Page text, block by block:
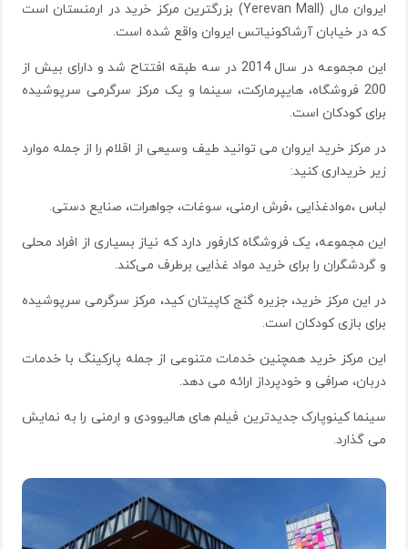
ایروان مال (Yerevan Mall) بزرگترین مرکز خرید در ارمنستان است
که در خیابان آرشاکونیاتس ایروان واقع شده است.
این مجموعه در سال 2014 در سه طبقه افتتاح شد و دارای بیش از
200 فروشگاه، هایپرمارکت، سینما و یک مرکز سرگرمی سرپوشیده
برای کودکان است.
در مرکز خرید ایروان می توانید طیف وسیعی از اقلام را از جمله موارد
زیر خریداری کنید:
لباس ،موادغذایی ،فرش ارمنی، سوغات، جواهرات، صنایع دستی.
این مجموعه، یک فروشگاه کارفور دارد که نیاز بسیاری از افراد محلی
و گردشگران را برای خرید مواد غذایی برطرف می‌کند.
در این مرکز خرید، جزیره گنج کاپیتان کید، مرکز سرگرمی سرپوشیده
برای بازی کودکان است.
این مرکز خرید همچنین خدمات متنوعی از جمله پارکینگ با خدمات
دربان، صرافی و خودپرداز ارائه می دهد.
سینما کینوپارک جدیدترین فیلم های هالیوودی و ارمنی را به نمایش
می گذارد.